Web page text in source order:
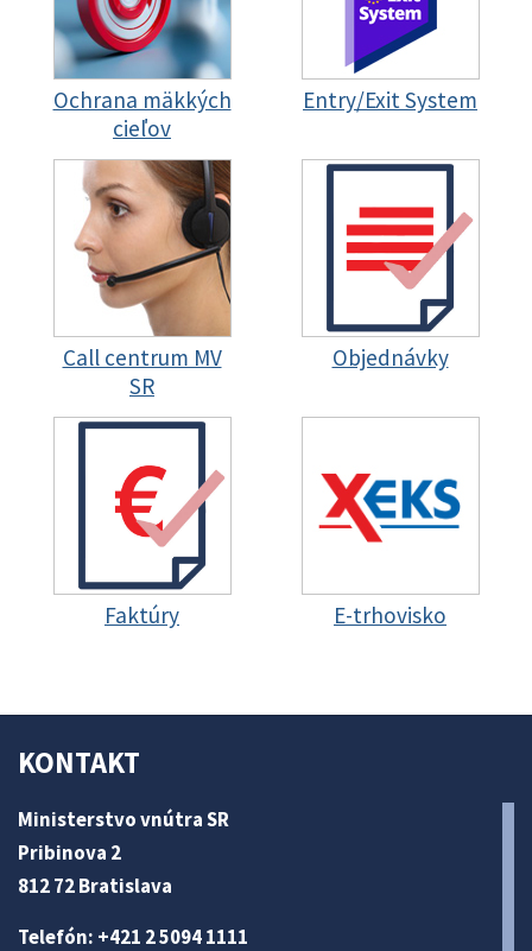
Ochrana mäkkých
cieľov
Entry/Exit System
Call centrum MV
SR
Objednávky
Faktúry E-trhovisko
KONTAKT
Ministerstvo vnútra SR
Pribinova 2
812 72 Bratislava
Telefón: +421 2 5094 1111